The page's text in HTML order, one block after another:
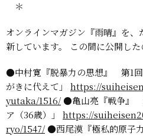
＊
オンラインマガジン『雨晴』を、
新しています。
この間に公開した
●中村寛『脱暴力の思想』 第1
がきに代えて」
https://
yutaka/1516/ ●亀山亮『戦争』
ア（36歳）」
https://
ryo/1547/ ●西尾漠『極私的原子